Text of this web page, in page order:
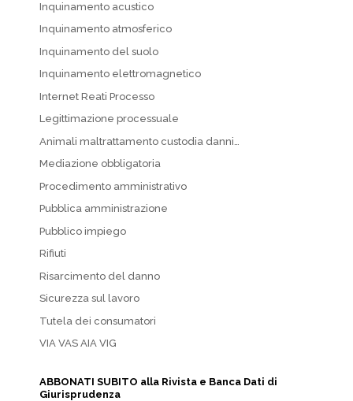
Inquinamento acustico
Inquinamento atmosferico
Inquinamento del suolo
Inquinamento elettromagnetico
Internet Reati Processo
Legittimazione processuale
Animali maltrattamento custodia danni…
Mediazione obbligatoria
Procedimento amministrativo
Pubblica amministrazione
Pubblico impiego
Rifiuti
Risarcimento del danno
Sicurezza sul lavoro
Tutela dei consumatori
VIA VAS AIA VIG
ABBONATI SUBITO alla Rivista e Banca Dati di
Giurisprudenza